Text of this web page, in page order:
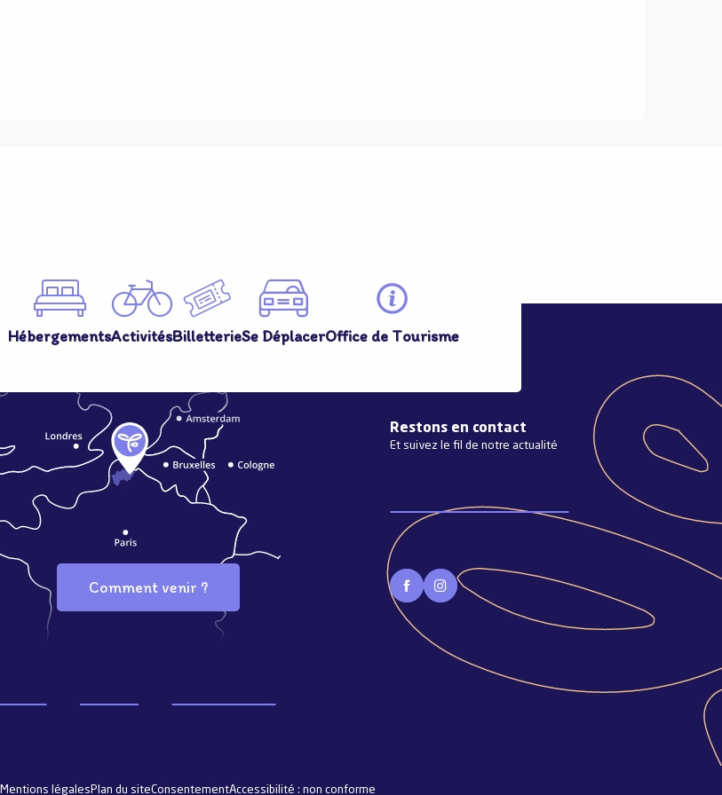
HébergementsActivitésBilletterieSe DéplacerOffice de Tourisme
Comment venir ?
Restons en contact
Et suivez le fil de notre actualité
Mentions légales Plan du siteConsentementAccessibilité : non conforme